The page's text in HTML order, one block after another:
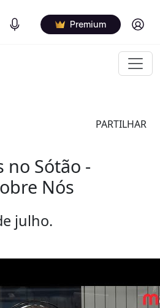
Podcasts Premium Log in
PARTILHAR
no Sótão -
Nós
julho.